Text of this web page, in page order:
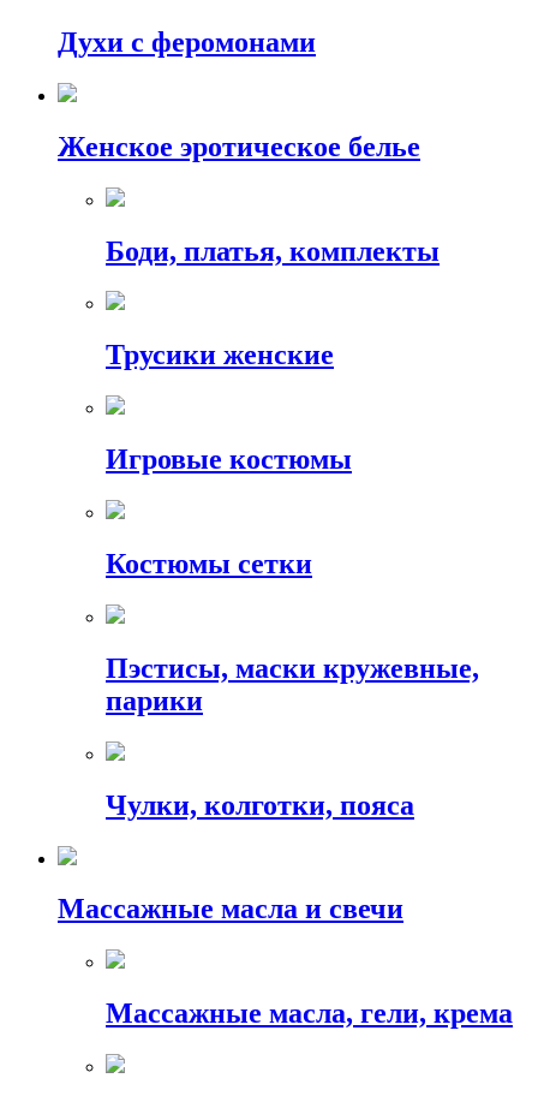
Духи с феромонами
Женское эротическое белье
Боди, платья, комплекты
Трусики женские
Игровые костюмы
Костюмы сетки
Пэстисы, маски кружевные,
парики
Чулки, колготки, пояса
Массажные масла и свечи
Массажные масла, гели, крема